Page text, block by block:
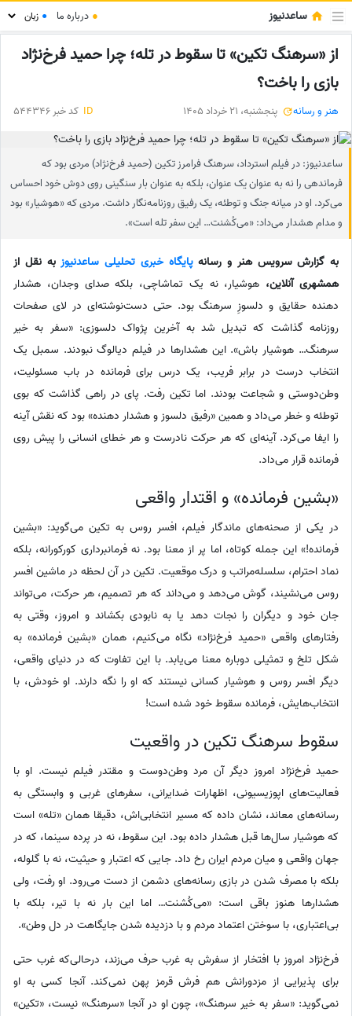
ساعدنیوز ● درباره ما ●
از «سرهنگ تکین» تا سقوط در تله؛ چرا حمید فرخ‌نژاد
بازی را باخت؟
هنر و رسانه پنجشنبه، 21 خرداد 1405 ID کد خبر 544346
ساعدنیوز: در فیلم استرداد، سرهنگ فرامرز تکین (حمید فرخ‌نژاد) مردی بود که
فرماندهی را نه به عنوان یک عنوان، بلکه به عنوان بار سنگینی روی دوش خود احساس
می‌کرد. او در میانه جنگ و توطئه، یک رفیق روزنامه‌نگار داشت. مردی که «هوشیار» بود
و مدام هشدار می‌داد: «می‌کُشنت… این سفر تله است».
به گزارش سرویس هنر و رسانهپایگاه خبری تحلیلی ساعدنیوزبه نقل از
همشهری آنلاین، هوشیار، نه یک تماشاچی، بلکه صدای وجدان، هشدار
دهنده حقایق و دلسوزِ سرهنگ بود. حتی دست‌نوشته‌ای در لای صفحات
روزنامه گذاشت که تبدیل شد به آخرین پژواک دلسوزی: «سفر به خیر
سرهنگ… هوشیار باش». این هشدارها در فیلم دیالوگ نبودند. سمبل یک
انتخاب درست در برابر فریب، یک درس برای فرمانده در باب مسئولیت،
وطن‌دوستی و شجاعت بودند. اما تکین رفت. پای در راهی گذاشت که بوی
توطئه و خطر می‌داد و همین «رفیق دلسوز و هشدار دهنده» بود که نقش آینه
را ایفا می‌کرد. آینه‌ای که هر حرکت نادرست و هر خطای انسانی را پیش روی
فرمانده قرار می‌داد.
«بشین فرمانده» و اقتدار واقعی
در یکی از صحنه‌های ماندگار فیلم، افسر روس به تکین می‌گوید: «بشین
فرمانده!» این جمله کوتاه، اما پر از معنا بود. نه فرمانبرداری کورکورانه، بلکه
نماد احترام، سلسله‌مراتب و درک موقعیت. تکین در آن لحظه در ماشین افسر
روس می‌نشیند، گوش می‌دهد و می‌داند که هر تصمیم، هر حرکت، می‌تواند
جان خود و دیگران را نجات دهد یا به نابودی بکشاند و امروز، وقتی به
رفتارهای واقعی «حمید فرخ‌نژاد» نگاه می‌کنیم، همان «بشین فرمانده» به
شکل تلخ و تمثیلی دوباره معنا می‌یابد. با این تفاوت که در دنیای واقعی،
دیگر افسر روس و هوشیار کسانی نیستند که او را نگه دارند. او خودش، با
انتخاب‌هایش، فرمانده سقوط خود شده است!
سقوط سرهنگ تکین در واقعیت
حمید فرخ‌نژاد امروز دیگر آن مرد وطن‌دوست و مقتدر فیلم نیست. او با
فعالیت‌های اپوزیسیونی، اظهارات ضدایرانی، سفرهای غربی و وابستگی به
رسانه‌های معاند، نشان داده که مسیر انتخابی‌اش، دقیقا همان «تله» است
که هوشیار سال‌ها قبل هشدار داده بود. این سقوط، نه در پرده سینما، که در
جهان واقعی و میان مردم ایران رخ داد. جایی که اعتبار و حیثیت، نه با گلوله،
بلکه با مصرف شدن در بازی رسانه‌های دشمن از دست می‌رود. او رفت، ولی
هشدارها هنوز باقی است: «می‌کُشنت… اما این بار نه با تیر، بلکه با
بی‌اعتباری، با سوختن اعتماد مردم و با دزدیده شدن جایگاهت در دل وطن».
فرخ‌نژاد امروز با افتخار از سفرش به غرب حرف می‌زند، درحالی‌که غرب حتی
برای پذیرایی از مزدورانش هم فرش قرمز پهن نمی‌کند. آنجا کسی به او
نمی‌گوید: «سفر به خیر سرهنگ»، چون او در آنجا «سرهنگ» نیست، «تکین»